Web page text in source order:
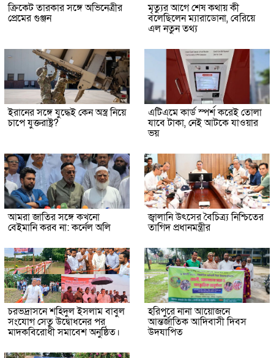
ক্রিকেট তারকার সঙ্গে অভিনেত্রীর
প্রেমের গুঞ্জন
মৃত্যুর আগে শেষ কথায় কী
বলেছিলেন ম্যারাডোনা, বেরিয়ে
এল নতুন তথ্য
ইরানের সঙ্গে যুদ্ধেই কেন অস্ত্র নিয়ে
চাপে যুক্তরাষ্ট্র?
এটিএমে কার্ড স্পর্শ করেই তোলা
যাবে টাকা, নেই আটকে যাওয়ার
ভয়
আমরা জাতির সঙ্গে কখনো
বেইমানি করব না: কর্নেল অলি
জ্বালানি উৎসের বৈচিত্র্য নিশ্চিতের
তাগিদ প্রধানমন্ত্রীর
চরভদ্রাসনে শহিদুল ইসলাম বাবুল
সংযোগ সেতু উদ্বোধনের পর
মাদকবিরোধী সমাবেশ অনুষ্ঠিত।
হরিপুরে নানা আয়োজনে
আন্তর্জাতিক আদিবাসী দিবস
উদযাপিত